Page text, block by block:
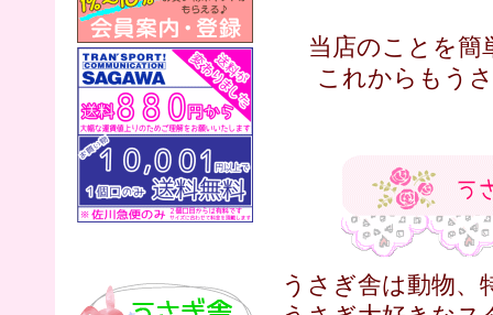
当店のことを簡
これからもう
うさぎ舎は動物